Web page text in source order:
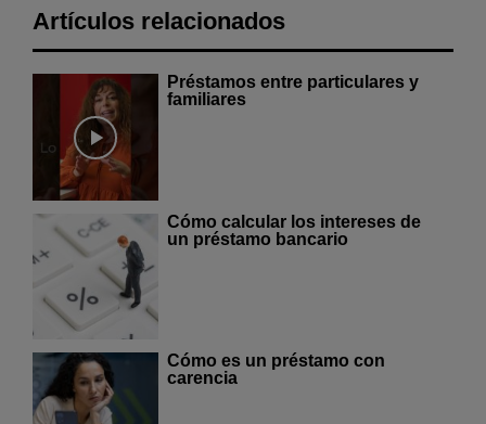
Artículos relacionados
Préstamos entre particulares y
familiares
Cómo calcular los intereses de
un préstamo bancario
Cómo es un préstamo con
carencia